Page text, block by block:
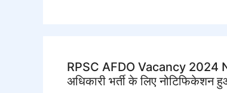
RPSC AFDO Vacancy 2024
अधिकारी भर्ती के लिए नोटिफिकेशन